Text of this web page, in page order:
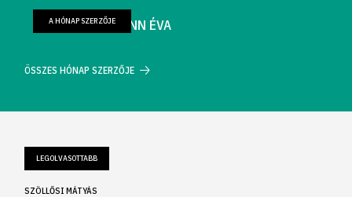
FARKAS WELLMANN ÉVA
A HÓNAP SZERZŐJE
ÖSSZES HÓNAP SZERZŐJE
LEGOLVASOTTABB
SZÖLLŐSI MÁTYÁS